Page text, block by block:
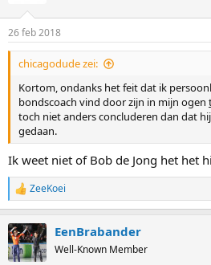
s
:
26 feb 2018
chicagodude zei:
Kortom, ondanks het feit dat ik
bondscoach vind door zijn in mijn ogen
toch niet anders concluderen dan dat
gedaan.
Ik weet niet of Bob de Jong het het
R
e
c
t
i
ZeeKoei
EenBrabander
Well-Known Member